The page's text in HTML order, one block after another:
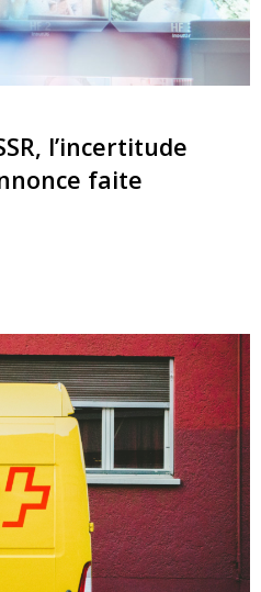
l’incertitude
faite